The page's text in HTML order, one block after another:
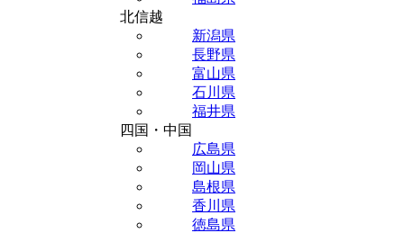
北信越
新潟県
長野県
富山県
石川県
福井県
四国・中国
広島県
岡山県
島根県
香川県
徳島県